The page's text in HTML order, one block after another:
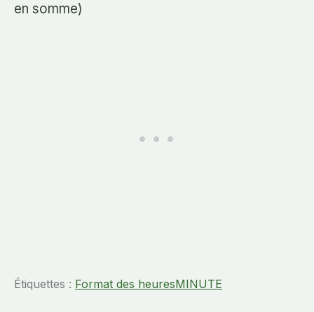
en somme)
Étiquettes : Format des heuresMINUTE